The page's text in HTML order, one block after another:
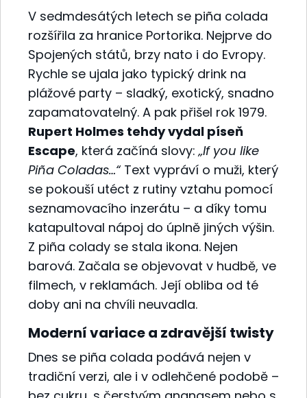
V sedmdesátých letech se piña colada
rozšířila za hranice Portorika. Nejprve do
Spojených států, brzy nato i do Evropy.
Rychle se ujala jako typický drink na
plážové party – sladký, exotický, snadno
zapamatovatelný. A pak přišel rok 1979.
Rupert Holmes tehdy vydal píseň
Escape, která začíná slovy:„If you like
Piña Coladas…“Text vypráví o muži, který
se pokouší utéct z rutiny vztahu pomocí
seznamovacího inzerátu – a díky tomu
katapultoval nápoj do úplně jiných výšin.
Z piña colady se stala ikona. Nejen
barová. Začala se objevovat v hudbě, ve
filmech, v reklamách. Její obliba od té
doby ani na chvíli neuvadla.
Moderní variace a zdravější twisty
Dnes se piña colada podává nejen v
tradiční verzi, ale i v odlehčené podobě –